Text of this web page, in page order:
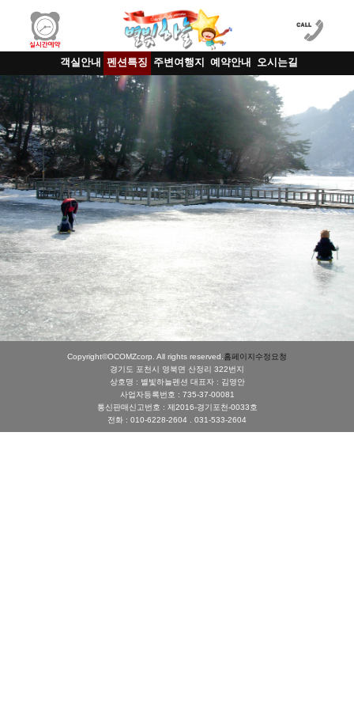
객실안내 펜션특징 주변여행지 예약안내 오시는길
Copyright©OCOMZcorp. All rights reserved. 홈페이지수정요청
경기도 포천시 영북면 산정리 322번지
상호명 : 별빛하늘펜션 대표자 : 김영안
사업자등록번호 : 735-37-00081
통신판매신고번호 : 제2016-경기포천-0033호
전화 : 010-6228-2604 . 031-533-2604